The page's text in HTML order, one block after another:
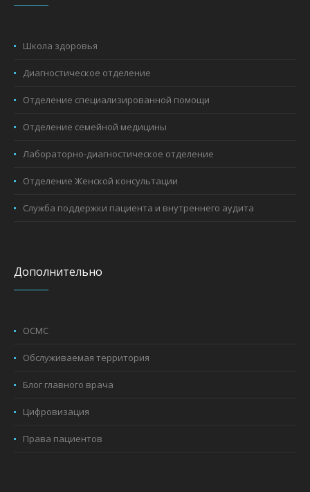
Школа здоровья
Диагностическое отделение
Отделение специализированной помощи
Отделение семейной медицины
Лабораторно-диагностическое отделение
Отделение Женской консультации
Служба поддержки пациента и внутреннего аудита
Дополнительно
ОСМС
Обслуживаемая территория
Блог главного врача
Цифровизация
Права пациентов